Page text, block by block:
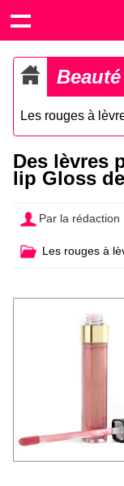
Beauté
Les rouges à
Des lèvres
lip Gloss
Par la rédaction
Les rouges à